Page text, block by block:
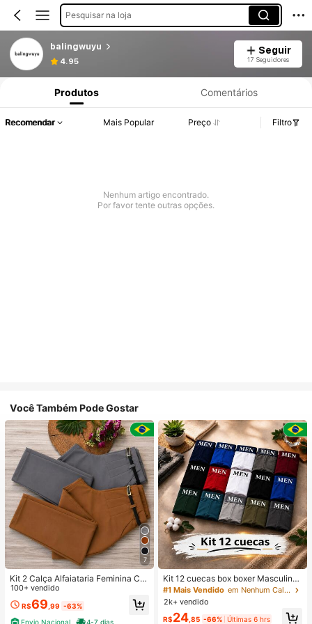
Pesquisar na loja
balingwuyu
4.95
Seguir
17 Seguidores
Produtos Comentários
Recomendar Mais Popular Preço Filtro
Nenhum artigo encontrado.
Por favor tente outras opções.
Você Também Pode Gostar
7
Kit 2 Calça Alfaiataria Feminina Co
m Cinto
100+ vendido
R$69 ,99 -63%
Envio Nacional
4-7 dias
Kit 12 cuecas box boxer Masculinas
Premium Microfibra Confort Boxer o
u 4
#1 Mais Vendido
em Nenhum Calções de banho masculinos
2k+ vendido
R$24 ,85 -66% Últimas 6 hrs